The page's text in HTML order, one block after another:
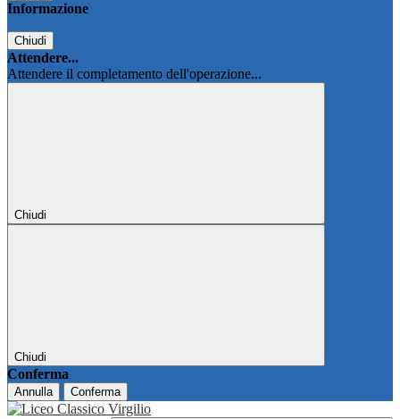
Informazione
Chiudi
Attendere...
Attendere il completamento dell'operazione...
Chiudi
Chiudi
Conferma
Annulla Conferma